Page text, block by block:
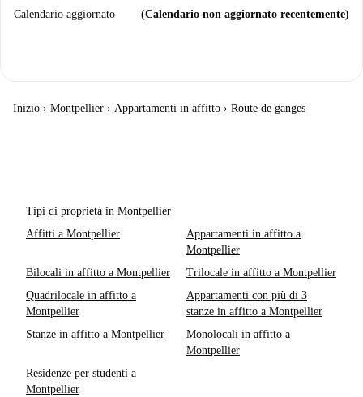
Calendario aggiornato (Calendario non aggiornato recentemente)
Inizio › Montpellier › Appartamenti in affitto › Route de ganges
Tipi di proprietà in Montpellier
Affitti a Montpellier
Appartamenti in affitto a
Montpellier
Bilocali in affitto a Montpellier
Trilocale in affitto a Montpellier
Quadrilocale in affitto a
Montpellier
Appartamenti con più di 3
stanze in affitto a Montpellier
Stanze in affitto a Montpellier
Monolocali in affitto a
Montpellier
Residenze per studenti a
Montpellier